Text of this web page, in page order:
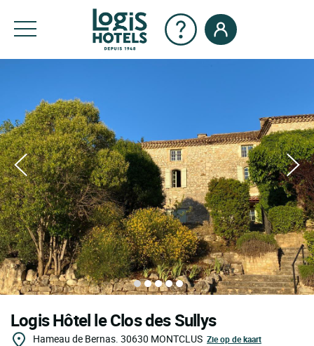
Logis Hôtel le Clos des Sullys
Hameau de Bernas. 30630 MONTCLUS Zie op de kaart